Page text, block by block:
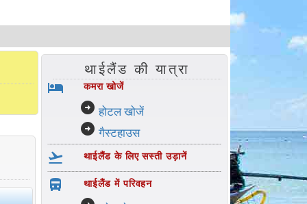
थाईलैंड की यात्रा
hotel कमरा खोजें
arrow_circle_right होटल खोजें
arrow_circle_right गैस्टहाउस
flight_takeoff थाईलैंड के लिए सस्ती उड़ानें
directions_bus_filled थाईलैंड में परिवहन